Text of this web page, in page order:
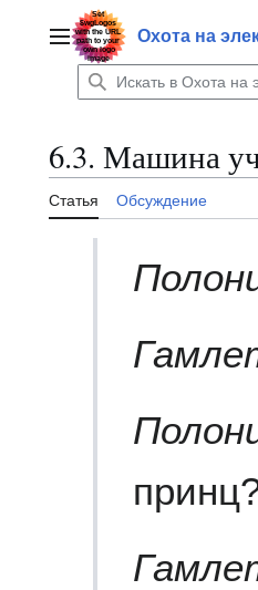
содержаниюГлавное менюОхота на
6.3. Машина
Статья Обсуждение